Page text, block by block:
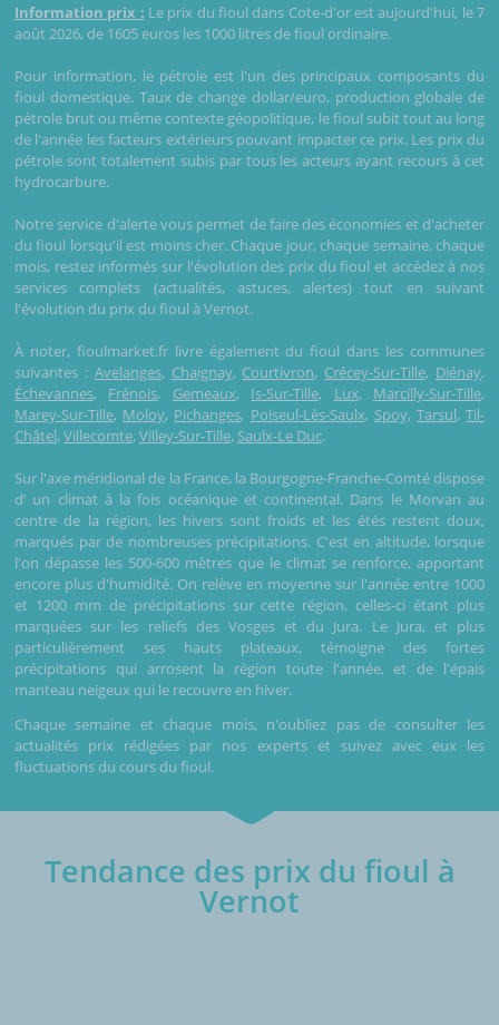
Information prix : Le prix du fioul dans Cote-d'or est aujourd'hui, le 7
août 2026, de 1605 euros les 1000 litres de fioul ordinaire.
Pour information, le pétrole est l'un des principaux composants du
fioul domestique. Taux de change dollar/euro, production globale de
pétrole brut ou même contexte géopolitique, le fioul subit tout au long
de l'année les facteurs extérieurs pouvant impacter ce prix. Les prix du
pétrole sont totalement subis par tous les acteurs ayant recours à cet
hydrocarbure.
Notre service d'alerte vous permet de faire des économies et d'acheter
du fioul lorsqu'il est moins cher. Chaque jour, chaque semaine, chaque
mois, restez informés sur l'évolution des prix du fioul et accédez à nos
services complets (actualités, astuces, alertes) tout en suivant
l'évolution du prix du fioul à Vernot.
À noter, fioulmarket.fr livre également du fioul dans les communes
suivantes : Avelanges, Chaignay, Courtivron, Crécey-Sur-Tille, Diénay,
Échevannes, Frénois, Gemeaux, Is-Sur-Tille, Lux, Marcilly-Sur-Tille,
Marey-Sur-Tille, Moloy, Pichanges, Poiseul-Lès-Saulx, Spoy, Tarsul,Til-
Châtel, Villecomte, Villey-Sur-Tille, Saulx-Le Duc.
Sur l'axe méridional de la France, la Bourgogne-Franche-Comté dispose
d’ un climat à la fois océanique et continental. Dans le Morvan au
centre de la région, les hivers sont froids et les étés restent doux,
marqués par de nombreuses précipitations. C'est en altitude, lorsque
l'on dépasse les 500-600 mètres que le climat se renforce, apportant
encore plus d'humidité. On relève en moyenne sur l'année entre 1000
et 1200 mm de précipitations sur cette région, celles-ci étant plus
marquées sur les reliefs des Vosges et du Jura. Le Jura, et plus
particulièrement ses hauts plateaux, témoigne des fortes
précipitations qui arrosent la région toute l'année, et de l'épais
manteau neigeux qui le recouvre en hiver.
Chaque semaine et chaque mois, n'oubliez pas de consulter les
actualités prix rédigées par nos experts et suivez avec eux les
fluctuations du cours du fioul.
Tendance des prix du fioul à
Vernot